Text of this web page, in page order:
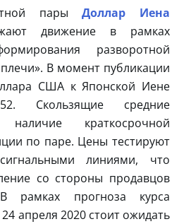
парыДоллар Иена
движение в рамках
разворотной
В момент публикации
США к Японской Иене
Скользящие средние
краткосрочной
по паре. Цены тестируют
линиями, что
со стороны продавцов
прогноза курса
апреля 2020 стоит ожидать